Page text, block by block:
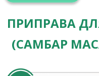
ПРИПРАВА
(САМБАР